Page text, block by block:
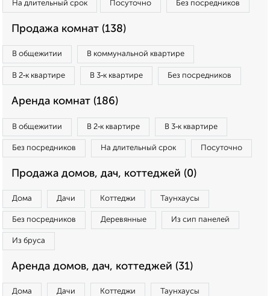
На длительный срок Посуточно Без посредников
Продажа комнат (138)
В общежитии В коммунальной квартире
В 2‑к квартире В 3‑к квартире Без посредников
Аренда комнат (186)
В общежитии В 2‑к квартире В 3‑к квартире
Без посредников На длительный срок Посуточно
Продажа домов, дач, коттеджей (0)
Дома Дачи Коттеджи Таунхаусы
Без посредников Деревянные Из сип панелей
Из бруса
Аренда домов, дач, коттеджей (31)
Дома Дачи Коттеджи Таунхаусы